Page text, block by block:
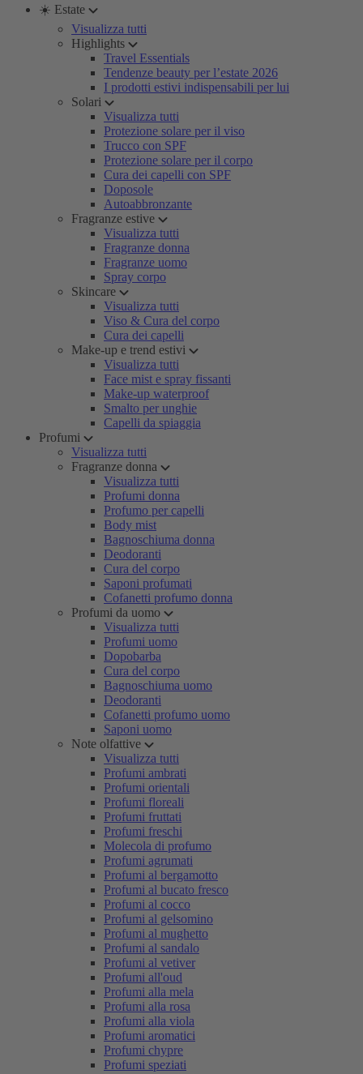
☀️ Estate
Visualizza tutti
Highlights
Travel Essentials
Tendenze beauty per l’estate 2026
I prodotti estivi indispensabili per lui
Solari
Visualizza tutti
Protezione solare per il viso
Trucco con SPF
Protezione solare per il corpo
Cura dei capelli con SPF
Doposole
Autoabbronzante
Fragranze estive
Visualizza tutti
Fragranze donna
Fragranze uomo
Spray corpo
Skincare
Visualizza tutti
Viso & Cura del corpo
Cura dei capelli
Make-up e trend estivi
Visualizza tutti
Face mist e spray fissanti
Make-up waterproof
Smalto per unghie
Capelli da spiaggia
Profumi
Visualizza tutti
Fragranze donna
Visualizza tutti
Profumi donna
Profumo per capelli
Body mist
Bagnoschiuma donna
Deodoranti
Cura del corpo
Saponi profumati
Cofanetti profumo donna
Profumi da uomo
Visualizza tutti
Profumi uomo
Dopobarba
Cura del corpo
Bagnoschiuma uomo
Deodoranti
Cofanetti profumo uomo
Saponi uomo
Note olfattive
Visualizza tutti
Profumi ambrati
Profumi orientali
Profumi floreali
Profumi fruttati
Profumi freschi
Molecola di profumo
Profumi agrumati
Profumi al bergamotto
Profumi al bucato fresco
Profumi al cocco
Profumi al gelsomino
Profumi al mughetto
Profumi al sandalo
Profumi al vetiver
Profumi all'oud
Profumi alla mela
Profumi alla rosa
Profumi alla viola
Profumi aromatici
Profumi chypre
Profumi speziati